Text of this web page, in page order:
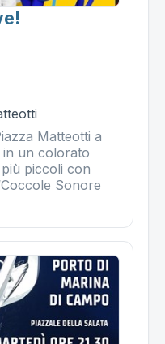
Matteotti a
un colorato
piccoli con
Sonore